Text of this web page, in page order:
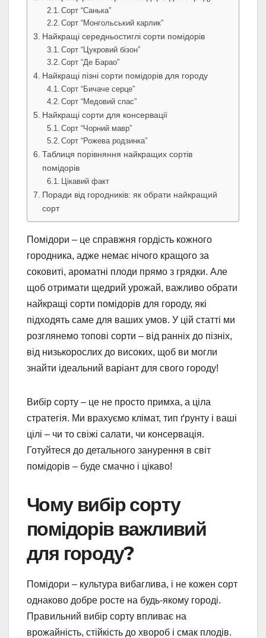
Сорт “Санька”
Сорт “Монгольський карлик”
Найкращі середньостиглі сорти помідорів
Сорт “Цукровий бізон”
Сорт “Де Барао”
Найкращі пізні сорти помідорів для городу
Сорт “Бичаче серце”
Сорт “Медовий спас”
Найкращі сорти для консервації
Сорт “Чорний мавр”
Сорт “Рожева родзинка”
Таблиця порівняння найкращих сортів
помідорів
Цікавий факт
Поради від городників: як обрати найкращий
сорт
Помідори – це справжня гордість кожного
городника, адже немає нічого кращого за
соковиті, ароматні плоди прямо з грядки. Але
щоб отримати щедрий урожай, важливо обрати
найкращі сорти помідорів для городу, які
підходять саме для ваших умов. У цій статті ми
розглянемо топові сорти – від ранніх до пізніх,
від низькорослих до високих, щоб ви могли
знайти ідеальний варіант для свого городу!
Вибір сорту – це не просто примха, а ціла
стратегія. Ми врахуємо клімат, тип ґрунту і ваші
цілі – чи то свіжі салати, чи консервація.
Готуйтеся до детального занурення в світ
помідорів – буде смачно і цікаво!
Чому вибір сорту
помідорів важливий
для городу?
Помідори – культура вибаглива, і не кожен сорт
однаково добре росте на будь-якому городі.
Правильний вибір сорту впливає на
врожайність, стійкість до хвороб і смак плодів.